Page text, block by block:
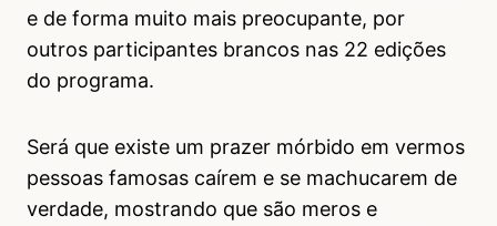
e de forma muito mais preocupante, por
outros participantes brancos nas 22 edições
do programa.
Será que existe um prazer mórbido em vermos
pessoas famosas caírem e se machucarem de
verdade, mostrando que são meros e